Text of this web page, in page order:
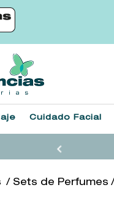
Cuidado Facial
Sets de Perfumes